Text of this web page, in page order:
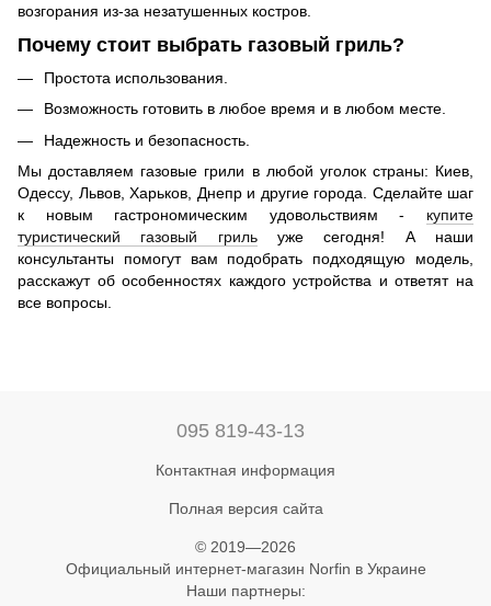
возгорания из-за незатушенных костров.
Почему стоит выбрать газовый гриль?
Простота использования.
Возможность готовить в любое время и в любом месте.
Надежность и безопасность.
Мы доставляем газовые грили в любой уголок страны: Киев,
Одессу, Львов, Харьков, Днепр и другие города. Сделайте шаг
к новым гастрономическим удовольствиям - купите
туристический газовый грильуже сегодня! А наши
консультанты помогут вам подобрать подходящую модель,
расскажут об особенностях каждого устройства и ответят на
все вопросы.
095 819-43-13
Контактная информация
Полная версия сайта
© 2019—2026
Официальный интернет-магазин Norfin в Украине
Наши партнеры: